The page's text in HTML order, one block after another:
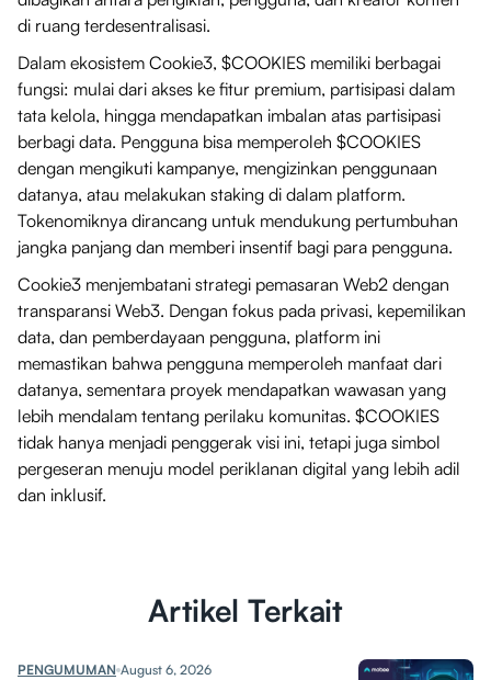
di ruang terdesentralisasi.
Dalam ekosistem Cookie3, $COOKIES memiliki berbagai
fungsi: mulai dari akses ke fitur premium, partisipasi dalam
tata kelola, hingga mendapatkan imbalan atas partisipasi
berbagi data. Pengguna bisa memperoleh $COOKIES
dengan mengikuti kampanye, mengizinkan penggunaan
datanya, atau melakukan staking di dalam platform.
Tokenomiknya dirancang untuk mendukung pertumbuhan
jangka panjang dan memberi insentif bagi para pengguna.
Cookie3 menjembatani strategi pemasaran Web2 dengan
transparansi Web3. Dengan fokus pada privasi, kepemilikan
data, dan pemberdayaan pengguna, platform ini
memastikan bahwa pengguna memperoleh manfaat dari
datanya, sementara proyek mendapatkan wawasan yang
lebih mendalam tentang perilaku komunitas. $COOKIES
tidak hanya menjadi penggerak visi ini, tetapi juga simbol
pergeseran menuju model periklanan digital yang lebih adil
dan inklusif.
Artikel Terkait
PENGUMUMAN August 6, 2026